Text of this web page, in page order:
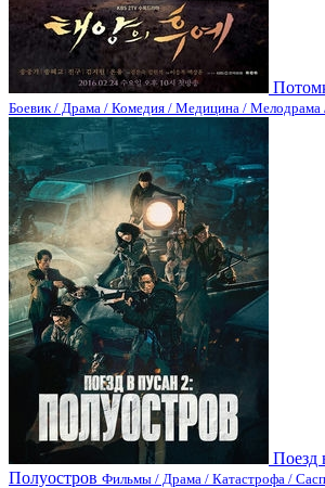
Боевик / Драма / Комедия / Медицина / Мелодрама
Поезд
Полуостров Фильмы / Драма / Катастрофа /